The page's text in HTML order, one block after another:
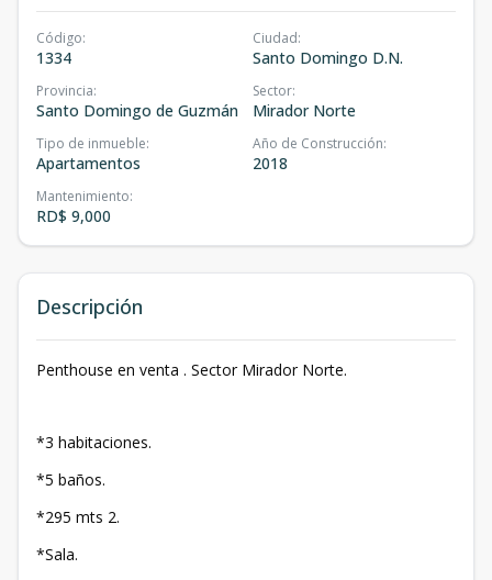
Código:
1334
Ciudad:
Santo Domingo D.N.
Provincia:
Santo Domingo de Guzmán
Sector:
Mirador Norte
Tipo de inmueble:
Apartamentos
Año de Construcción:
2018
Mantenimiento:
RD$ 9,000
Descripción
Penthouse en venta . Sector Mirador Norte.
*3 habitaciones.
*5 baños.
*295 mts 2.
*Sala.